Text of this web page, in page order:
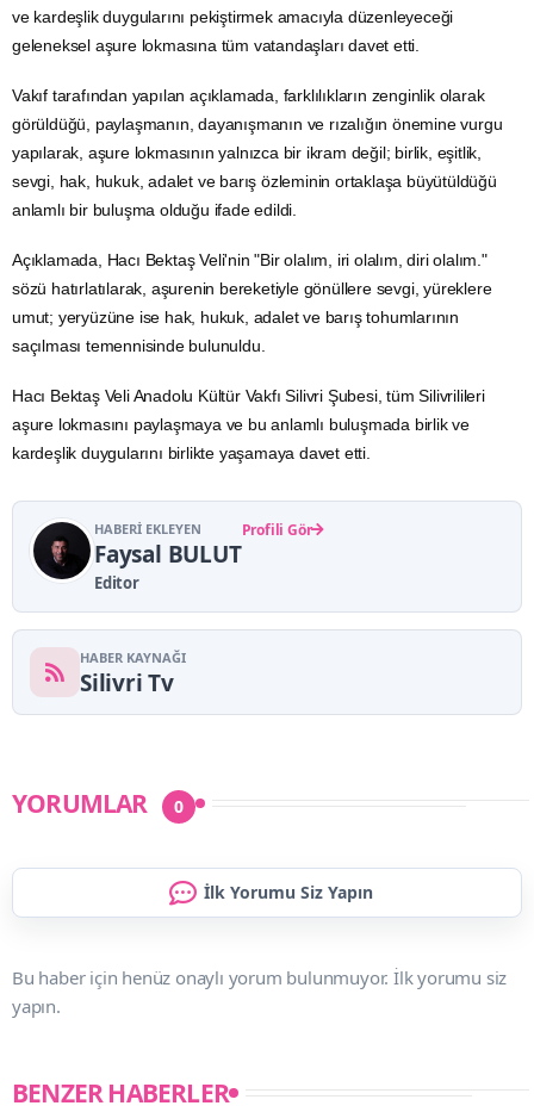
ve kardeşlik duygularını pekiştirmek amacıyla düzenleyeceği
geleneksel aşure lokmasına tüm vatandaşları davet etti.
Vakıf tarafından yapılan açıklamada, farklılıkların zenginlik olarak
görüldüğü, paylaşmanın, dayanışmanın ve rızalığın önemine vurgu
yapılarak, aşure lokmasının yalnızca bir ikram değil; birlik, eşitlik,
sevgi, hak, hukuk, adalet ve barış özleminin ortaklaşa büyütüldüğü
anlamlı bir buluşma olduğu ifade edildi.
Açıklamada, Hacı Bektaş Veli'nin "Bir olalım, iri olalım, diri olalım."
sözü hatırlatılarak, aşurenin bereketiyle gönüllere sevgi, yüreklere
umut; yeryüzüne ise hak, hukuk, adalet ve barış tohumlarının
saçılması temennisinde bulunuldu.
Hacı Bektaş Veli Anadolu Kültür Vakfı Silivri Şubesi, tüm Silivrilileri
aşure lokmasını paylaşmaya ve bu anlamlı buluşmada birlik ve
kardeşlik duygularını birlikte yaşamaya davet etti.
HABERI EKLEYEN
Faysal BULUT
Editor
Profili Gör
HABER KAYNAĞI
Silivri Tv
YORUMLAR 0
İlk Yorumu Siz Yapın
Bu haber için henüz onaylı yorum bulunmuyor. İlk yorumu siz
yapın.
BENZER HABERLER